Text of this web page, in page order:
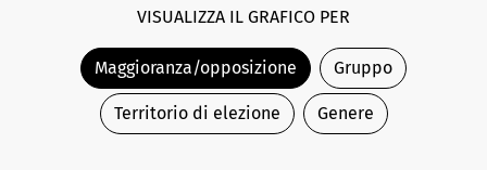
VISUALIZZA IL GRAFICO PER
Maggioranza/opposizione Gruppo
Territorio di elezione Genere